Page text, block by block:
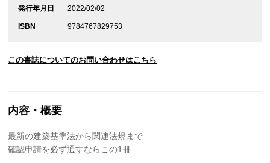
発行年月日 2022/02/02
ISBN 9784767829753
この書誌についてのお問い合わせはこちら
内容・概要
最新の建築基準法から関連法規まで
確認申請を必ず通すならこの1冊